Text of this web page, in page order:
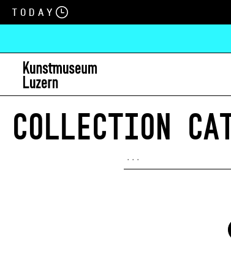
Today
COLLECTION